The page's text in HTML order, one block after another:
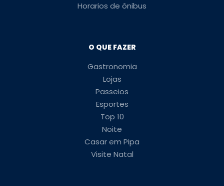
Horarios de ônibus
O QUE FAZER
Gastronomia
Lojas
Passeios
Esportes
Top 10
Noite
Casar em Pipa
Visite Natal